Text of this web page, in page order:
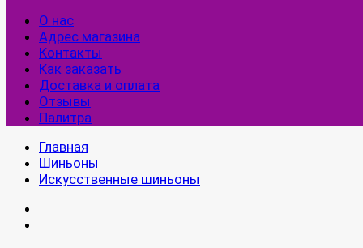
О нас
Адрес магазина
Контакты
Как заказать
Доставка и оплата
Отзывы
Палитра
Главная
Шиньоны
Искусственные шиньоны